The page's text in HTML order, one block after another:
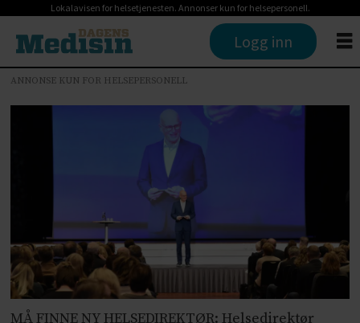
Lokalavisen for helsetjenesten. Annonser kun for helsepersonell.
Logg inn
ANNONSE KUN FOR HELSEPERSONELL
MÅ FINNE NY HELSEDIREKTØR: Helsedirektør